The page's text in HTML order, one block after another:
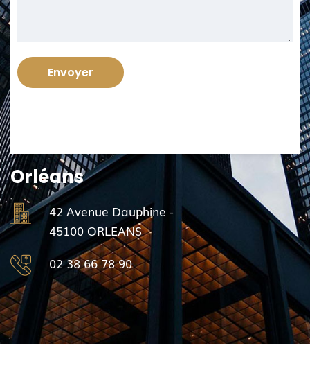
Orléans
42 Avenue Dauphine -
45100 ORLEANS
02 38 66 78 90